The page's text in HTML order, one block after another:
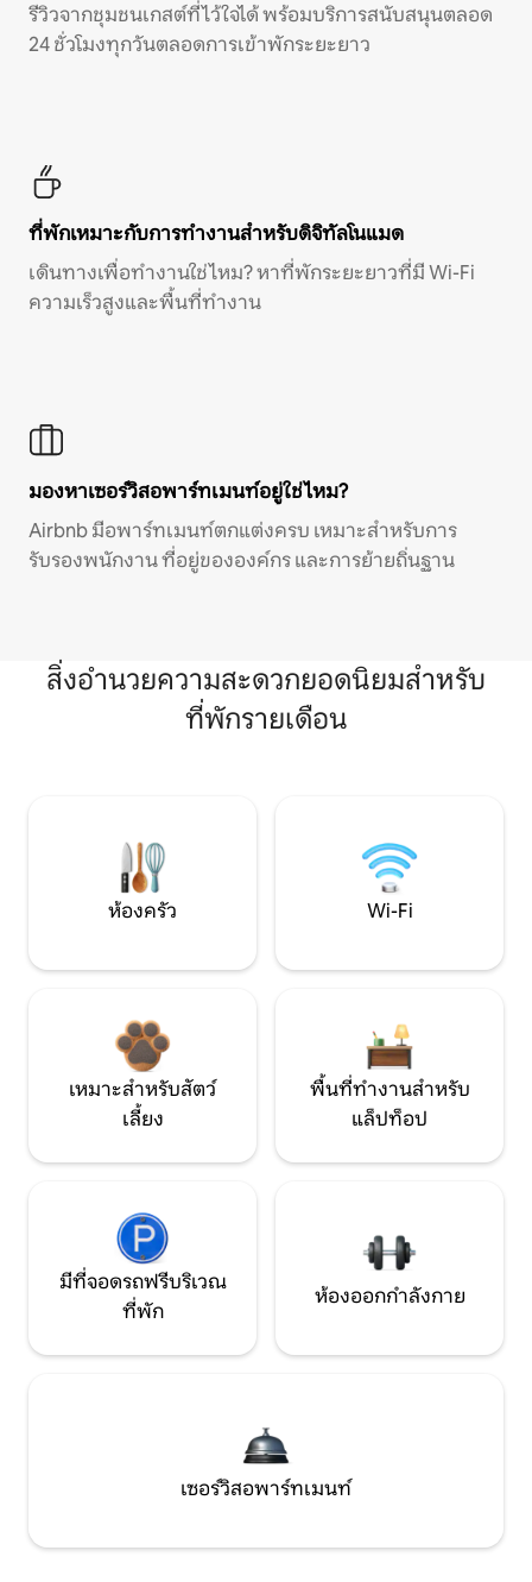
รีวิวจากชุมชนเกสต์ที่ไว้ใจได้ พร้อมบริการสนับสนุนตลอด
24 ชั่วโมงทุกวันตลอดการเข้าพักระยะยาว
ที่พักเหมาะกับการทำงานสำหรับดิจิทัลโนแมด
เดินทางเพื่อทำงานใช่ไหม? หาที่พักระยะยาวที่มี Wi-Fi
ความเร็วสูงและพื้นที่ทำงาน
มองหาเซอร์วิสอพาร์ทเมนท์อยู่ใช่ไหม?
Airbnb มีอพาร์ทเมนท์ตกแต่งครบ เหมาะสำหรับการ
รับรองพนักงาน ที่อยู่ขององค์กร และการย้ายถิ่นฐาน
สิ่งอำนวยความสะดวกยอดนิยมสำหรับ
ที่พักรายเดือน
ห้องครัว Wi-Fi
เหมาะสำหรับสัตว์
เลี้ยง
พื้นที่ทำงานสำหรับ
แล็ปท็อป
มีที่จอดรถฟรีบริเวณ
ที่พัก
ห้องออกกำลังกาย
เซอร์วิสอพาร์ทเมนท์